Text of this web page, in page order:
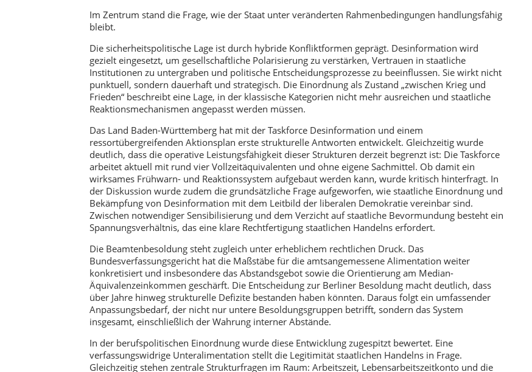
Im Zentrum stand die Frage, wie der Staat unter veränderten Rahmenbedingungen handlungsfähig
bleibt.
Die sicherheitspolitische Lage ist durch hybride Konfliktformen geprägt. Desinformation wird
gezielt eingesetzt, um gesellschaftliche Polarisierung zu verstärken, Vertrauen in staatliche
Institutionen zu untergraben und politische Entscheidungsprozesse zu beeinflussen. Sie wirkt nicht
punktuell, sondern dauerhaft und strategisch. Die Einordnung als Zustand „zwischen Krieg und
Frieden“ beschreibt eine Lage, in der klassische Kategorien nicht mehr ausreichen und staatliche
Reaktionsmechanismen angepasst werden müssen.
Das Land Baden-Württemberg hat mit der Taskforce Desinformation und einem
ressortübergreifenden Aktionsplan erste strukturelle Antworten entwickelt. Gleichzeitig wurde
deutlich, dass die operative Leistungsfähigkeit dieser Strukturen derzeit begrenzt ist: Die Taskforce
arbeitet aktuell mit rund vier Vollzeitäquivalenten und ohne eigene Sachmittel. Ob damit ein
wirksames Frühwarn- und Reaktionssystem aufgebaut werden kann, wurde kritisch hinterfragt. In
der Diskussion wurde zudem die grundsätzliche Frage aufgeworfen, wie staatliche Einordnung und
Bekämpfung von Desinformation mit dem Leitbild der liberalen Demokratie vereinbar sind.
Zwischen notwendiger Sensibilisierung und dem Verzicht auf staatliche Bevormundung besteht ein
Spannungsverhältnis, das eine klare Rechtfertigung staatlichen Handelns erfordert.
Die Beamtenbesoldung steht zugleich unter erheblichem rechtlichen Druck. Das
Bundesverfassungsgericht hat die Maßstäbe für die amtsangemessene Alimentation weiter
konkretisiert und insbesondere das Abstandsgebot sowie die Orientierung am Median-
Äquivalenzeinkommen geschärft. Die Entscheidung zur Berliner Besoldung macht deutlich, dass
über Jahre hinweg strukturelle Defizite bestanden haben könnten. Daraus folgt ein umfassender
Anpassungsbedarf, der nicht nur untere Besoldungsgruppen betrifft, sondern das System
insgesamt, einschließlich der Wahrung interner Abstände.
In der berufspolitischen Einordnung wurde diese Entwicklung zugespitzt bewertet. Eine
verfassungswidrige Unteralimentation stellt die Legitimität staatlichen Handelns in Frage.
Gleichzeitig stehen zentrale Strukturfragen im Raum: Arbeitszeit, Lebensarbeitszeitkonto und die